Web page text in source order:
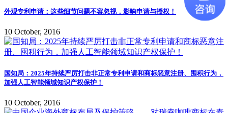
外观专利申请：这些细节问题不容忽视，影响申请与授权！
10 October, 2016
国知局：2025年持续严厉打击非正常专利申请和商标恶意注册、囤积行为，
加强人工智能领域知识产权保护！
10 October, 2016